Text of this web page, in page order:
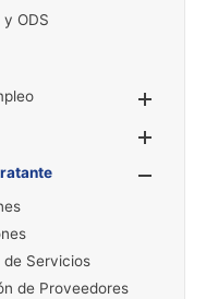
ODS
de Servicios
de Proveedores